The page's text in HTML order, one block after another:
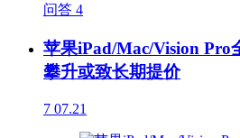
问答 4
苹果iPad/Mac/Vision Pro
攀升或致长期提价
7 07.21